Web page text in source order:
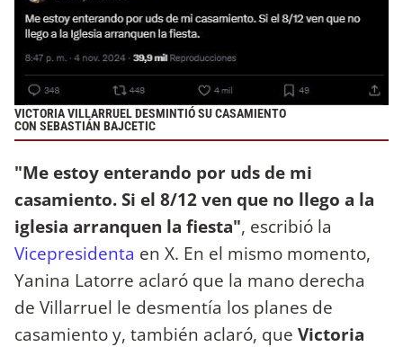
VICTORIA VILLARRUEL DESMINTIÓ SU CASAMIENTO
CON SEBASTIÁN BAJCETIC
"Me estoy enterando por uds de mi
casamiento. Si el 8/12 ven que no llego a la
iglesia arranquen la fiesta", escribió la
Vicepresidenta en X. En el mismo momento,
Yanina Latorre aclaró que la mano derecha
de Villarruel le desmentía los planes de
casamiento y, también aclaró, que Victoria